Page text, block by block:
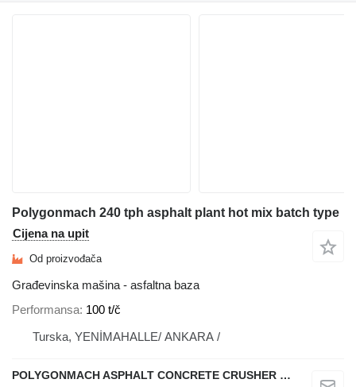
Polygonmach 240 tph asphalt plant hot mix batch type
Cijena na upit
Od proizvođača
Građevinska mašina - asfaltna baza
Performansa 100 t/č
Turska, YENİMAHALLE/ ANKARA /
POLYGONMACH ASPHALT CONCRETE CRUSHER SYSTEMS